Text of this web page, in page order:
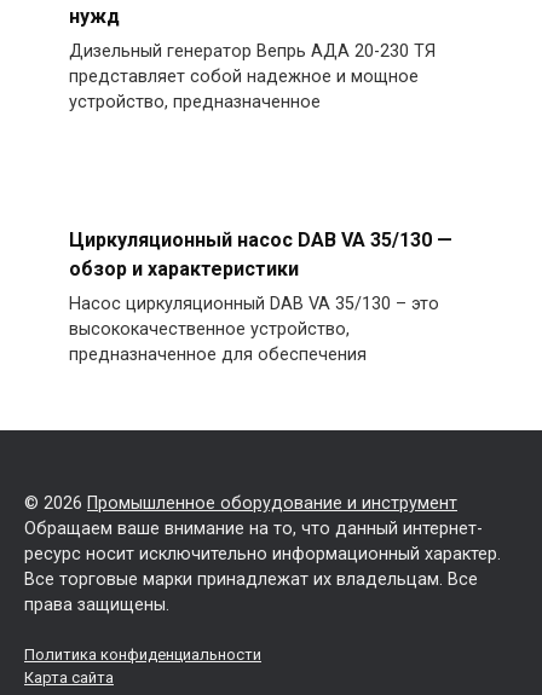
нужд
Дизельный генератор Вепрь АДА 20-230 ТЯ
представляет собой надежное и мощное
устройство, предназначенное
Циркуляционный насос DAB VA 35/130 —
обзор и характеристики
Насос циркуляционный DAB VA 35/130 – это
высококачественное устройство,
предназначенное для обеспечения
© 2026 Промышленное оборудование и инструмент
Обращаем ваше внимание на то, что данный интернет-
ресурс носит исключительно информационный характер.
Все торговые марки принадлежат их владельцам. Все
права защищены.
Политика конфиденциальности
Карта сайта